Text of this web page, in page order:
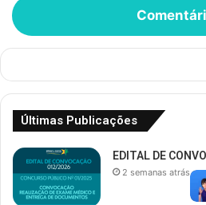
Últimas Publicações
EDITAL DE
2 semanas atrás